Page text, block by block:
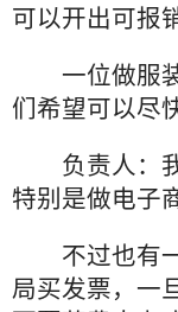
可以开出可报
一位做服装
们希望可以尽
负责人：我
特别是做电子
不过也有一
局买发票，一